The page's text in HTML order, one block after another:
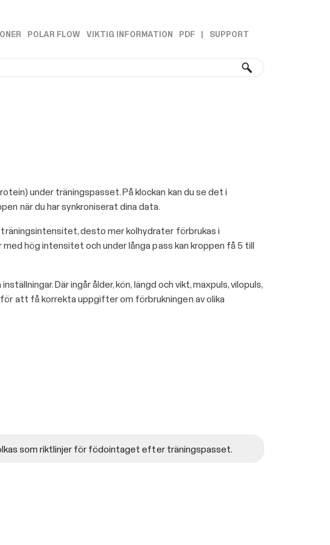
» POLAR FLOW» VIKTIG INFORMATION» PDF SUPPORT
under träningspasset. På klockan kan du se det i
när du har synkroniserat dina data.
desto mer kolhydrater förbrukas i
hög intensitet och under långa pass kan kroppen få 5 till
Där ingår ålder, kön, längd och vikt, maxpuls, vilopuls,
att få korrekta uppgifter om förbrukningen av olika
som riktlinjer för födointaget efter träningspasset.